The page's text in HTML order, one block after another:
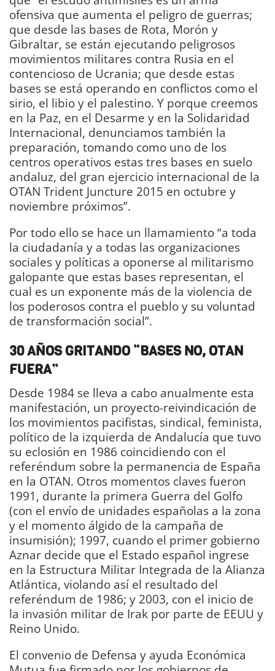
ofensiva que aumenta el peligro de guerras;
que desde las bases de Rota, Morón y
Gibraltar, se están ejecutando peligrosos
movimientos militares contra Rusia en el
contencioso de Ucrania; que desde estas
bases se está operando en conflictos como el
sirio, el libio y el palestino. Y porque creemos
en la Paz, en el Desarme y en la Solidaridad
Internacional, denunciamos también la
preparación, tomando como uno de los
centros operativos estas tres bases en suelo
andaluz, del gran ejercicio internacional de la
OTAN Trident Juncture 2015 en octubre y
noviembre próximos”.
Por todo ello se hace un llamamiento “a toda
la ciudadanía y a todas las organizaciones
sociales y políticas a oponerse al militarismo
galopante que estas bases representan, el
cual es un exponente más de la violencia de
los poderosos contra el pueblo y su voluntad
de transformación social”.
30 AÑOS GRITANDO “BASES NO, OTAN
FUERA”
Desde 1984 se lleva a cabo anualmente esta
manifestación, un proyecto-reivindicación de
los movimientos pacifistas, sindical, feminista,
político de la izquierda de Andalucía que tuvo
su eclosión en 1986 coincidiendo con el
referéndum sobre la permanencia de España
en la OTAN. Otros momentos claves fueron
1991, durante la primera Guerra del Golfo
(con el envío de unidades españolas a la zona
y el momento álgido de la campaña de
insumisión); 1997, cuando el primer gobierno
Aznar decide que el Estado español ingrese
en la Estructura Militar Integrada de la Alianza
Atlántica, violando así el resultado del
referéndum de 1986; y 2003, con el inicio de
la invasión militar de Irak por parte de EEUU y
Reino Unido.
El convenio de Defensa y ayuda Económica